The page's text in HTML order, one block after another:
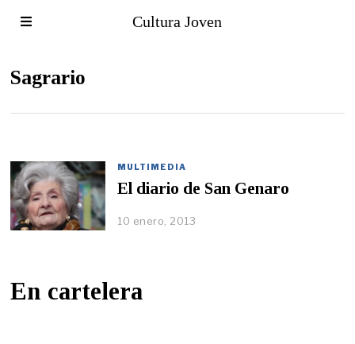
Cultura Joven
Sagrario
MULTIMEDIA
El diario de San Genaro
10 enero, 2013
En cartelera